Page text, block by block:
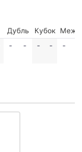
Дубль Кубок
Межд.
- - - - -